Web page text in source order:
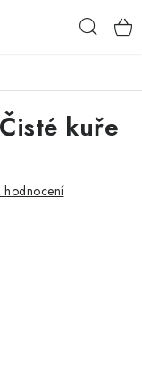
kuře
hodnocení